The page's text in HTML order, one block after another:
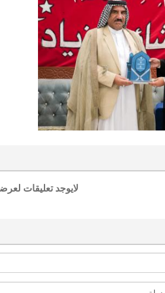
لايوجد تعليقات